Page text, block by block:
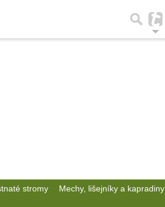
stromy Mechy, lišejníky a kapradiny